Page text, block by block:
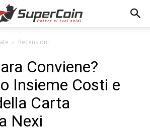
Recensioni
Conviene?
Insieme Costi e
Carta
Nexi